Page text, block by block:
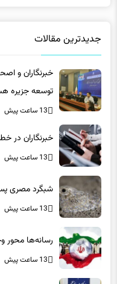
جدیدترین مقالات
خبرنگاران و
توسعه جزیره
13 ساعت پیش
خبرنگاران در
13 ساعت پیش
شبگرد مصری پس از ۶۰ سال در
13 ساعت پیش
رسانه‌ها محور
13 ساعت پیش